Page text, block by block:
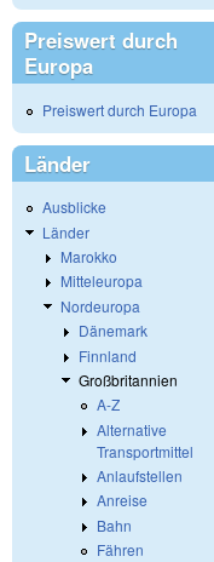
Preiswert durch
Europa
Preiswert durch Europa
Länder
Ausblicke
Länder
Marokko
Mitteleuropa
Nordeuropa
Dänemark
Finnland
Großbritannien
A-Z
Alternative
Transportmittel
Anlaufstellen
Anreise
Bahn
Fähren